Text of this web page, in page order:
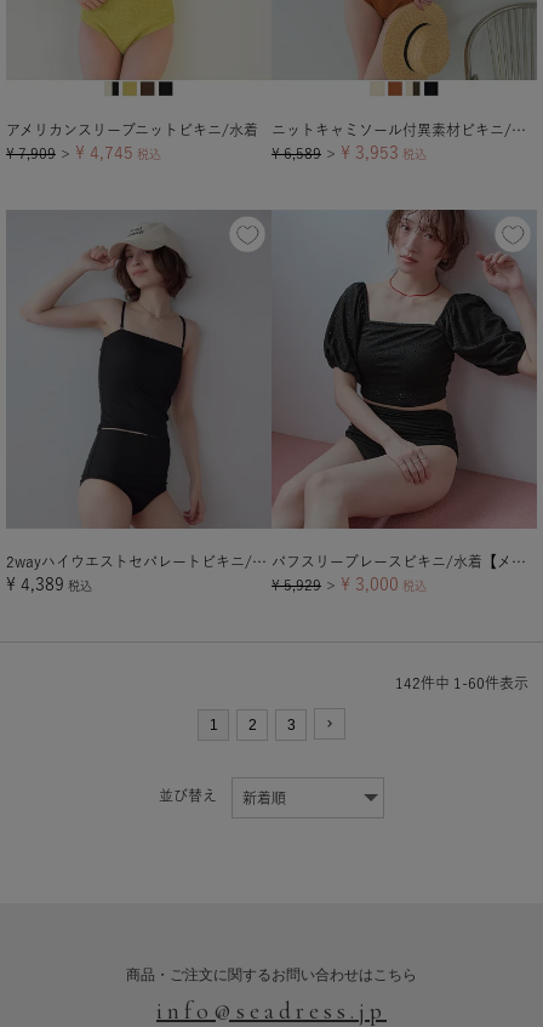
アメリカンスリーブニットビキニ/水着
¥ 7,909 ＞ ¥ 4,745 税込
ニットキャミソール付異素材ビキニ/セット水着
¥ 6,589 ＞ ¥ 3,953 税込
2wayハイウエストセパレートビキニ/水着【メール便可／100】
¥ 4,389 税込
パフスリーブレースビキニ/水着【メール便可／100】
¥ 5,929 ＞ ¥ 3,000 税込
142件中 1 -60件表示
1 2 3
並び替え
商品・ご注文に関するお問い合わせはこちら
info@seadress.jp